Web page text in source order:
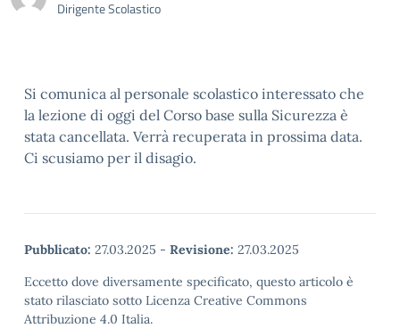
Dirigente Scolastico
Si comunica al personale scolastico interessato che
la lezione di oggi del Corso base sulla Sicurezza è
stata cancellata. Verrà recuperata in prossima data.
Ci scusiamo per il disagio.
Pubblicato: 27.03.2025 - Revisione: 27.03.2025
Eccetto dove diversamente specificato, questo articolo è
stato rilasciato sotto Licenza Creative Commons
Attribuzione 4.0 Italia.